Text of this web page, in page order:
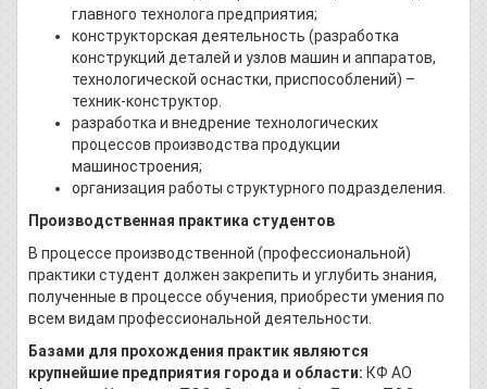
главного технолога предприятия;
конструкторская деятельность (разработка
конструкций деталей и узлов машин и аппаратов,
технологической оснастки, приспособлений) –
техник-конструктор.
разработка и внедрение технологических
процессов производства продукции
машиностроения;
организация работы структурного подразделения.
Производственная практика студентов
В процессе производственной (профессиональной)
практики студент должен закрепить и углубить знания,
полученные в процессе обучения, приобрести умения по
всем видам профессиональной деятельности.
Базами для прохождения практик являются
крупнейшие предприятия города и области: КФ АО